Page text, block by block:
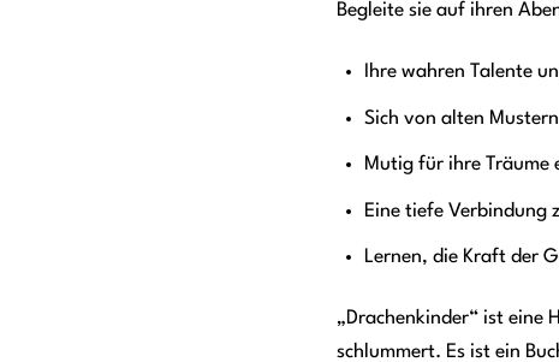
Begleite sie auf ihren
Ihre wahren Talente
Sich von alten
Mutig für ihre Träume
Eine tiefe Verbindung
Lernen, die Kraft der
„Drachenkinder“ ist eine
schlummert. Es ist ein